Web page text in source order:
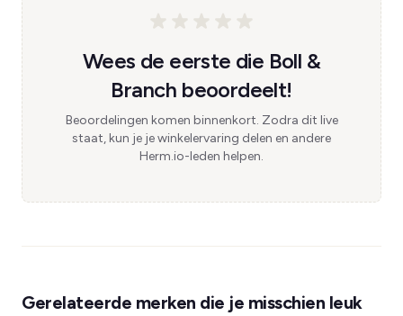
Wees de eerste die Boll &
Branch beoordeelt!
Beoordelingen komen binnenkort. Zodra dit live
staat, kun je je winkelervaring delen en andere
Herm.io-leden helpen.
Gerelateerde merken die je misschien leuk